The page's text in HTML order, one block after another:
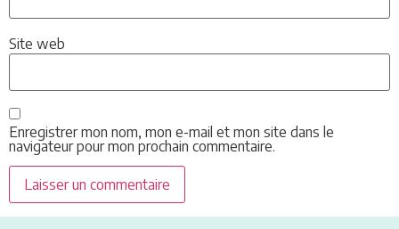
Site web
Enregistrer mon nom, mon e-mail et mon site dans le
navigateur pour mon prochain commentaire.